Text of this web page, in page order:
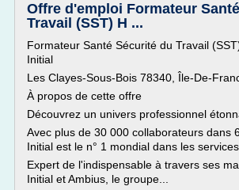
Offre d'emploi Formateur
Travail (SST) H ...
Formateur Santé Sécurité du Travail
Initial
Les Clayes-Sous-Bois 78340, Île-De-
À propos de cette offre
Découvrez un univers professionnel
Avec plus de 30 000 collaborateurs dans
Initial est le n° 1 mondial dans les
Expert de l'indispensable à travers ses
Initial et Ambius, le groupe...